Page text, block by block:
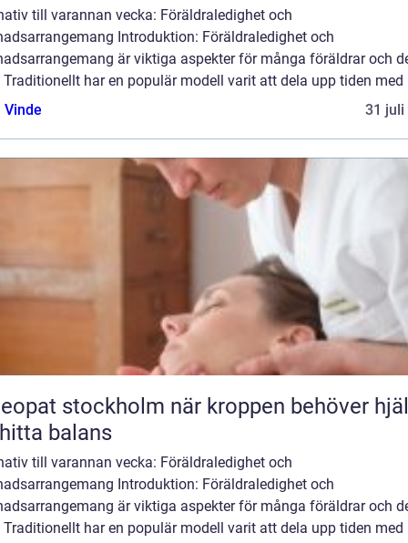
till varannan vecka: Föräldraledighet och
Introduktion: Föräldraledighet och
är viktiga aspekter för många föräldrar och
Traditionellt har en populär modell varit att dela upp tiden med
Vinde
31 juli
stockholm när kroppen behöver hjälp
balans
till varannan vecka: Föräldraledighet och
Introduktion: Föräldraledighet och
är viktiga aspekter för många föräldrar och
Traditionellt har en populär modell varit att dela upp tiden med